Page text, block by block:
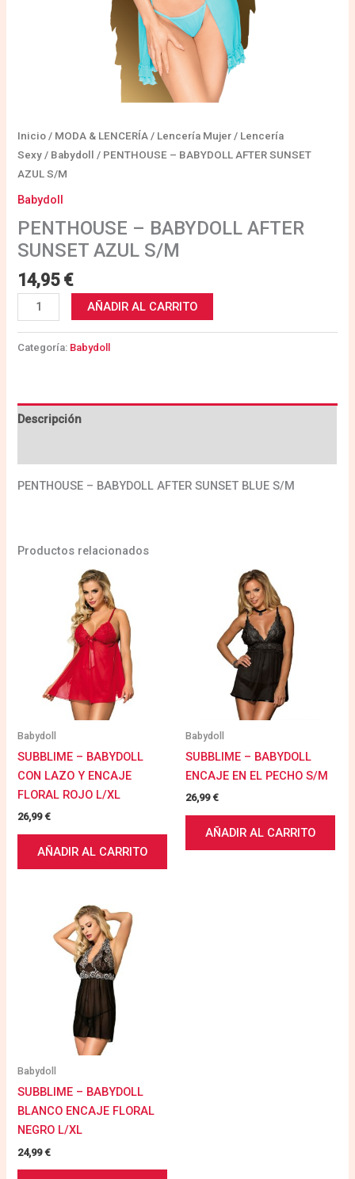
Inicio / MODA & LENCERÍA / Lencería Mujer / Lencería
Sexy / Babydoll / PENTHOUSE – BABYDOLL AFTER SUNSET
AZUL S/M
Babydoll
PENTHOUSE – BABYDOLL AFTER
SUNSET AZUL S/M
14,95 €
AÑADIR AL CARRITO
Categoría: Babydoll
Descripción
PENTHOUSE – BABYDOLL AFTER SUNSET BLUE S/M
Productos relacionados
Babydoll
SUBBLIME – BABYDOLL
CON LAZO Y ENCAJE
FLORAL ROJO L/XL
26,99€
AÑADIR AL CARRITO
Babydoll
SUBBLIME – BABYDOLL
ENCAJE EN EL PECHO S/M
26,99€
AÑADIR AL CARRITO
Babydoll
SUBBLIME – BABYDOLL
BLANCO ENCAJE FLORAL
NEGRO L/XL
24,99€